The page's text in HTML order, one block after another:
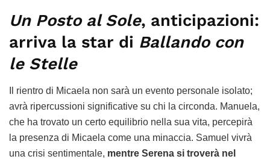
Un Posto al Sole, anticipazioni:
arriva la star di Ballando con
le Stelle
Il rientro di Micaela non sarà un evento personale isolato;
avrà ripercussioni significative su chi la circonda. Manuela,
che ha trovato un certo equilibrio nella sua vita, percepirà
la presenza di Micaela come una minaccia. Samuel vivrà
una crisi sentimentale, mentre Serena si troverà nel